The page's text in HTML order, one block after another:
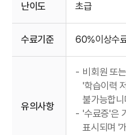
난이도 초급
수료기준 60%이상수
유의사항
- 비회원 또
'학습이력
불가능합니
- '수료증'은
표시되며 '